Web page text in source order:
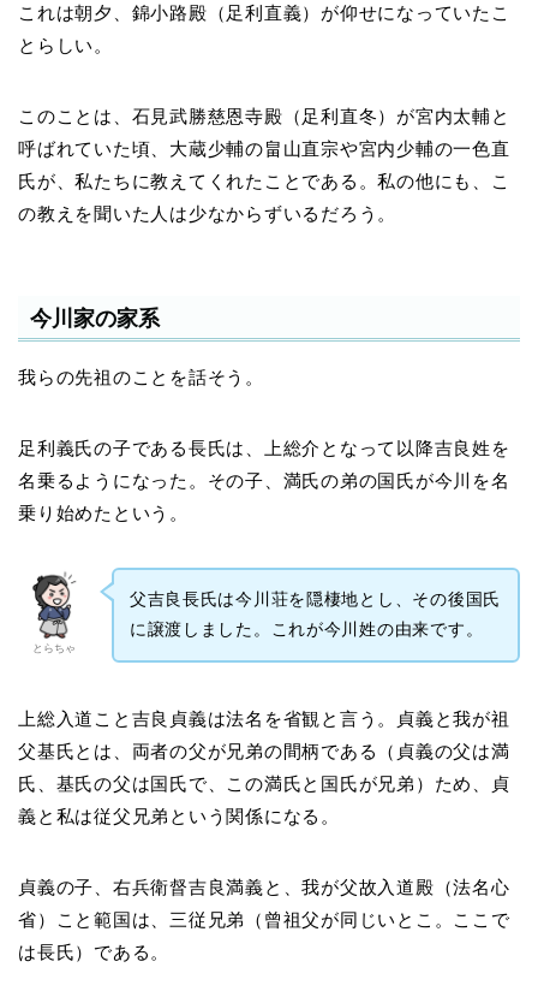
これは朝夕、錦小路殿（足利直義）が仰せになっていたこ
とらしい。
このことは、石見武勝慈恩寺殿（足利直冬）が宮内太輔と
呼ばれていた頃、大蔵少輔の畠山直宗や宮内少輔の一色直
氏が、私たちに教えてくれたことである。私の他にも、こ
の教えを聞いた人は少なからずいるだろう。
今川家の家系
我らの先祖のことを話そう。
足利義氏の子である長氏は、上総介となって以降吉良姓を
名乗るようになった。その子、満氏の弟の国氏が今川を名
乗り始めたという。
とらちゃ
父吉良長氏は今川荘を隠棲地とし、その後国氏
に譲渡しました。これが今川姓の由来です。
上総入道こと吉良貞義は法名を省観と言う。貞義と我が祖
父基氏とは、両者の父が兄弟の間柄である（貞義の父は満
氏、基氏の父は国氏で、この満氏と国氏が兄弟）ため、貞
義と私は従父兄弟という関係になる。
貞義の子、右兵衛督吉良満義と、我が父故入道殿（法名心
省）こと範国は、三従兄弟（曾祖父が同じいとこ。ここで
は長氏）である。